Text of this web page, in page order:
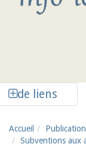
de liens
Accueil
Subventions aux